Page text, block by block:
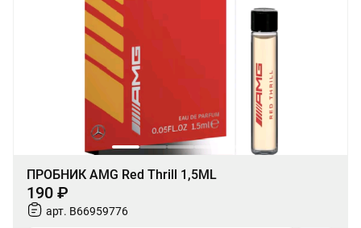
ПРОБНИК AMG Red Thrill 1,5ML
190 ₽
арт. B66959776